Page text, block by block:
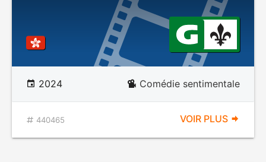
2024 Comédie sentimentale
440465 VOIR PLUS